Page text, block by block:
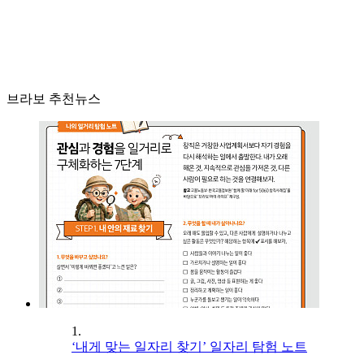
브라보 추천뉴스
1.
‘내게 맞는 일자리 찾기’ 일자리 탐험 노트